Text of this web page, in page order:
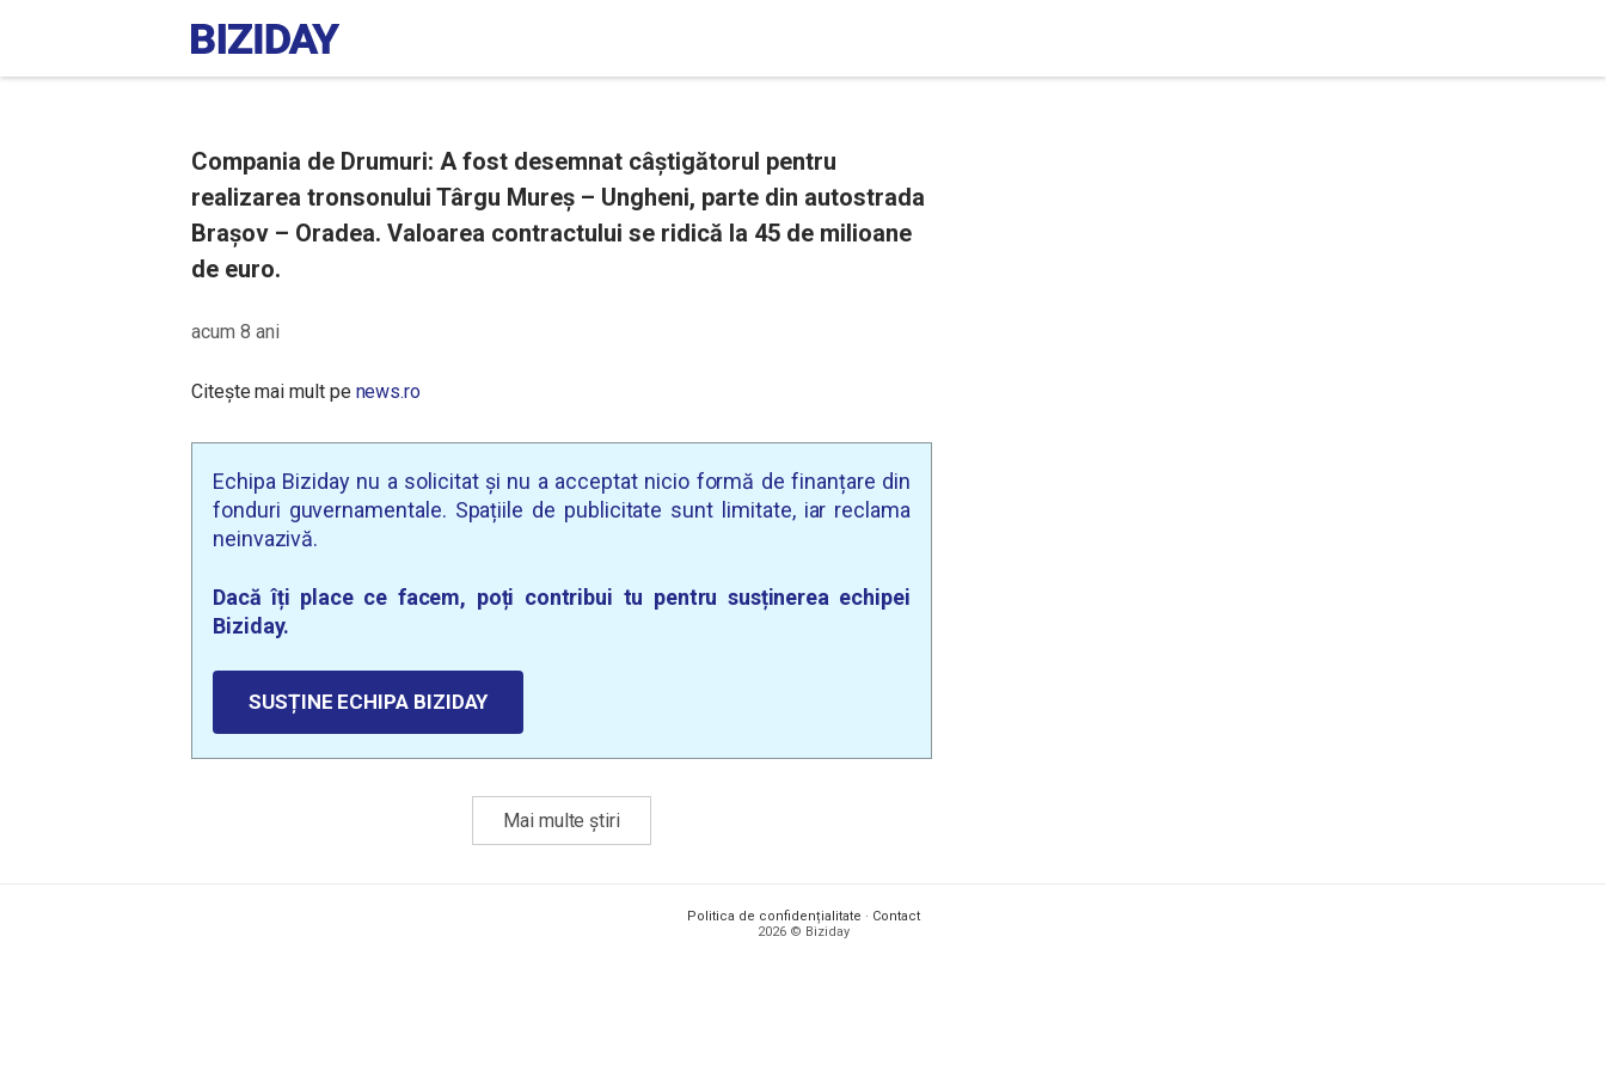
Compania de Drumuri: A fost desemnat câștigătorul pentru
realizarea tronsonului Târgu Mureş – Ungheni, parte din autostrada
Braşov – Oradea. Valoarea contractului se ridică la 45 de milioane
de euro.
acum 8 ani
Citește mai mult pe news.ro
Echipa Biziday nu a solicitat și nu a acceptat nicio formă de finanțare din
fonduri guvernamentale. Spațiile de publicitate sunt limitate, iar reclama
neinvazivă.
Dacă îți place ce facem, poți contribui tu pentru susținerea echipei
Biziday.
SUSȚINE ECHIPA BIZIDAY
Mai multe știri
Politica de confidențialitate · Contact
2026 © Biziday